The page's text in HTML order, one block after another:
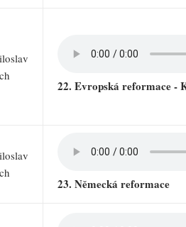
22. Evropská reformace -
23. Německá reformace